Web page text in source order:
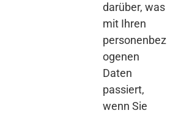
darüber, was
mit Ihren
personenbez
ogenen
Daten
passiert,
wenn Sie